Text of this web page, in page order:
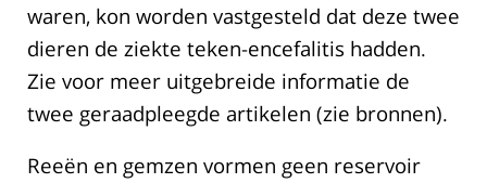
waren, kon worden vastgesteld dat deze twee
dieren de ziekte teken-encefalitis hadden.
Zie voor meer uitgebreide informatie de
twee geraadpleegde artikelen (zie bronnen).
Reeën en gemzen vormen geen reservoir